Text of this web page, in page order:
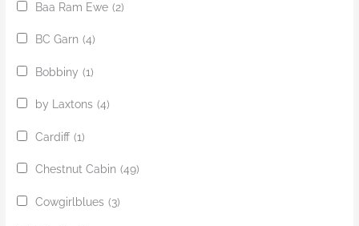
Baa Ram Ewe (2)
BC Garn (4)
Bobbiny (1)
by Laxtons (4)
Cardiff (1)
Chestnut Cabin (49)
Cowgirlblues (3)